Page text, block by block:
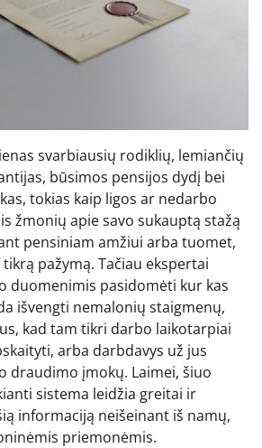
svarbiausių rodiklių, lemiančių
būsimos pensijos dydį bei
tokias kaip ligos ar nedarbo
žmonių apie savo sukauptą stažą
pensiniam amžiui arba tuomet,
pažymą. Tačiau ekspertai
duomenimis pasidomėti kur kas
išvengti nemalonių staigmenų,
kad tam tikri darbo laikotarpiai
arba darbdavys už jus
draudimo įmokų. Laimei, šiuo
sistema leidžia greitai ir
informaciją neišeinant iš namų,
priemonėmis.